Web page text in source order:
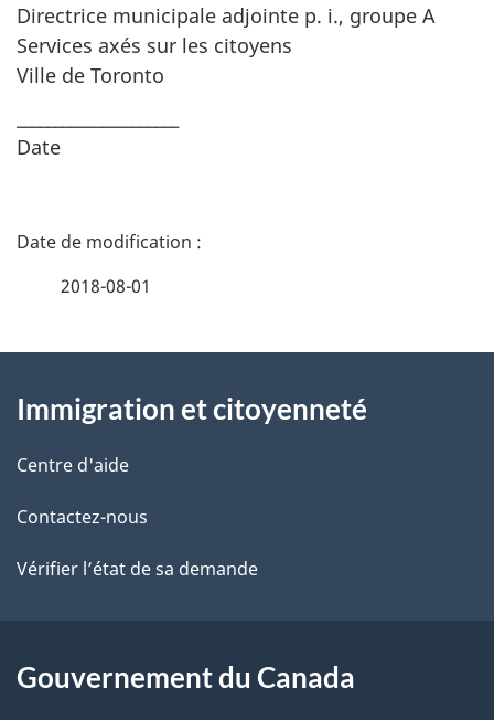
Directrice municipale adjointe p. i., groupe A
Services axés sur les citoyens
Ville de Toronto
Date
D
i
l
s
d
l
2018-08-01
propos
de
ce
site
Immigration et citoyenneté
Centre d'aide
Contactez-nous
Vérifier l’état de sa demande
Gouvernement du Canada